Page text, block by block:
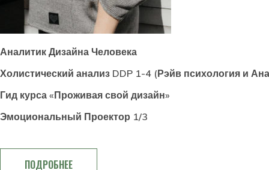
Аналитик Дизайна Человека
Холистический анализ DDP 1-4 (Рэйв психология и
Гид курса «Проживая свой дизайн»
Эмоциональный Проектор 1/3
ПОДРОБНЕЕ